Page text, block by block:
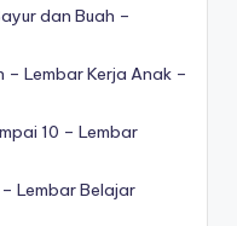
dan Buah –
– Lembar Kerja Anak –
10 – Lembar
Lembar Belajar